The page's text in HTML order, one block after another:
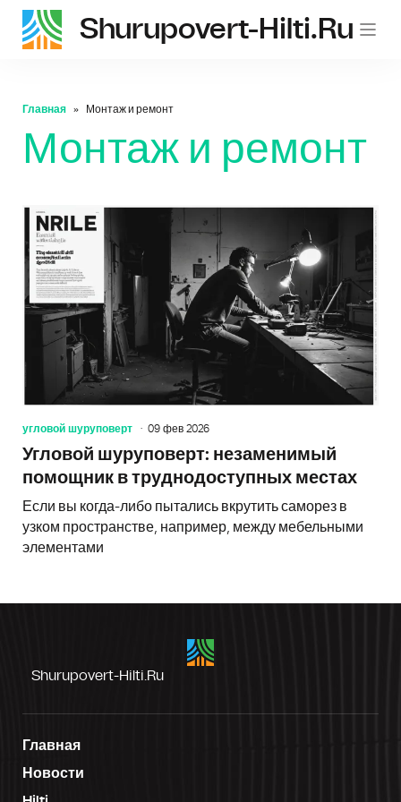
Shurupovert-Hilti.ru
Главная Монтаж и ремонт
Монтаж и ремонт
угловой шуруповерт 09 фев 2026
Угловой шуруповерт: незаменимый
помощник в труднодоступных местах
Если вы когда-либо пытались вкрутить саморез в
узком пространстве, например, между мебельными
элементами
Shurupovert-Hilti.ru
Главная
Новости